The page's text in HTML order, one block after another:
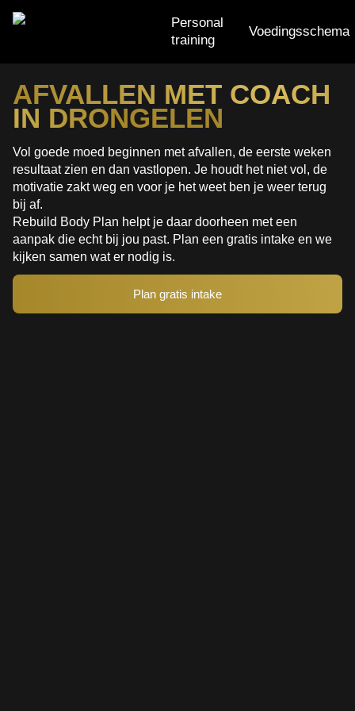
Personal
training
Voedingsschema
Personal training
Voedingsschema
Trainingsschema
Small group training
AFVALLEN MET COACH
IN DRONGELEN
Vol goede moed beginnen met afvallen, de eerste weken
resultaat zien en dan vastlopen. Je houdt het niet vol, de
motivatie zakt weg en voor je het weet ben je weer terug
bij af.
Rebuild Body Plan helpt je daar doorheen met een
aanpak die echt bij jou past. Plan een gratis intake en we
kijken samen wat er nodig is.
Plan gratis intake